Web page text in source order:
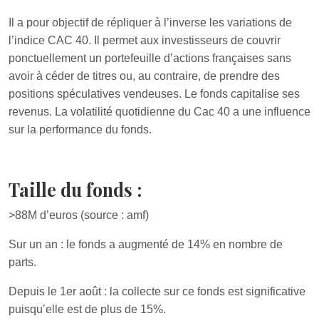
Il a pour objectif de répliquer à l’inverse les variations de
l’indice CAC 40. Il permet aux investisseurs de couvrir
ponctuellement un portefeuille d’actions françaises sans
avoir à céder de titres ou, au contraire, de prendre des
positions spéculatives vendeuses. Le fonds capitalise ses
revenus. La volatilité quotidienne du Cac 40 a une influence
sur la performance du fonds.
Taille du fonds :
>88M d’euros (source : amf)
Sur un an : le fonds a augmenté de 14% en nombre de
parts.
Depuis le 1er août : la collecte sur ce fonds est significative
puisqu’elle est de plus de 15%.